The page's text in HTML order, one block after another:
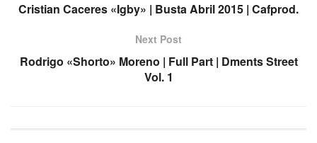
Cristian Caceres «Igby» | Busta Abril 2015 | Cafprod.
Next Post
Rodrigo «Shorto» Moreno | Full Part | Dments Street
Vol. 1